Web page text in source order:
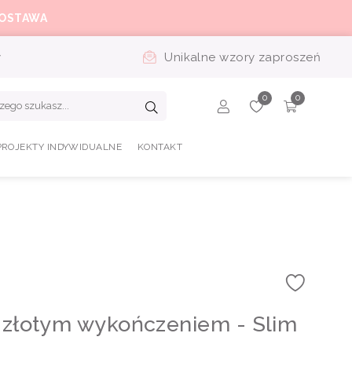
Unikalne wzory zaproszeń
INDYWIDUALNE KONTAKT
wykończeniem - Slim